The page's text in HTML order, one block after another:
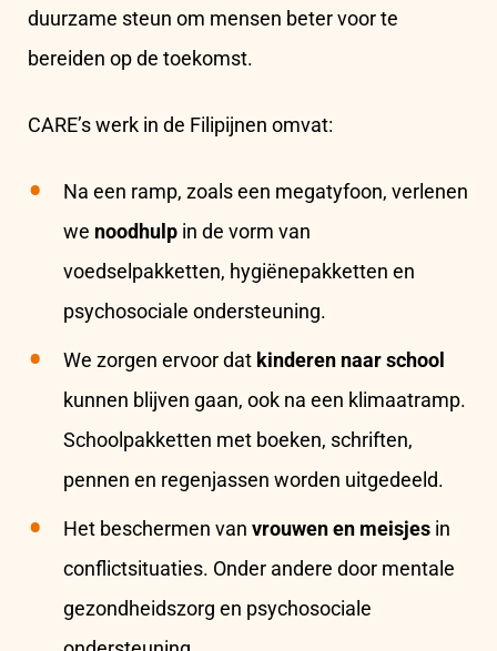
duurzame steun om mensen beter voor te
bereiden op de toekomst.
CARE’s werk in de Filipijnen omvat:
Na een ramp, zoals een megatyfoon, verlenen
we noodhulp in de vorm van
voedselpakketten, hygiënepakketten en
psychosociale ondersteuning.
We zorgen ervoor dat kinderen naar school
kunnen blijven gaan, ook na een klimaatramp.
Schoolpakketten met boeken, schriften,
pennen en regenjassen worden uitgedeeld.
Het beschermen van vrouwen en meisjes in
conflictsituaties. Onder andere door mentale
gezondheidszorg en psychosociale